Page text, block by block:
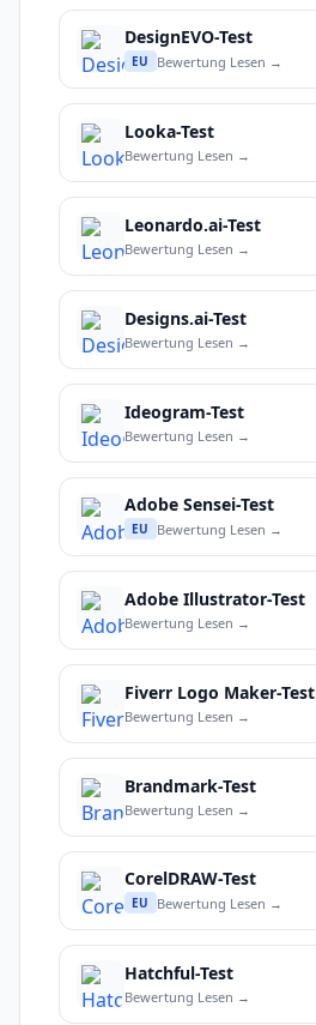
DesignEVO-Test
EU Bewertung Lesen →
Looka-Test
Bewertung Lesen →
Leonardo.ai-Test
Bewertung Lesen →
Designs.ai-Test
Bewertung Lesen →
Ideogram-Test
Bewertung Lesen →
Adobe Sensei-Test
EU Bewertung Lesen →
Adobe Illustrator-Test
Bewertung Lesen →
Fiverr Logo Maker-Test
Bewertung Lesen →
Brandmark-Test
Bewertung Lesen →
CorelDRAW-Test
EU Bewertung Lesen →
Hatchful-Test
Bewertung Lesen →